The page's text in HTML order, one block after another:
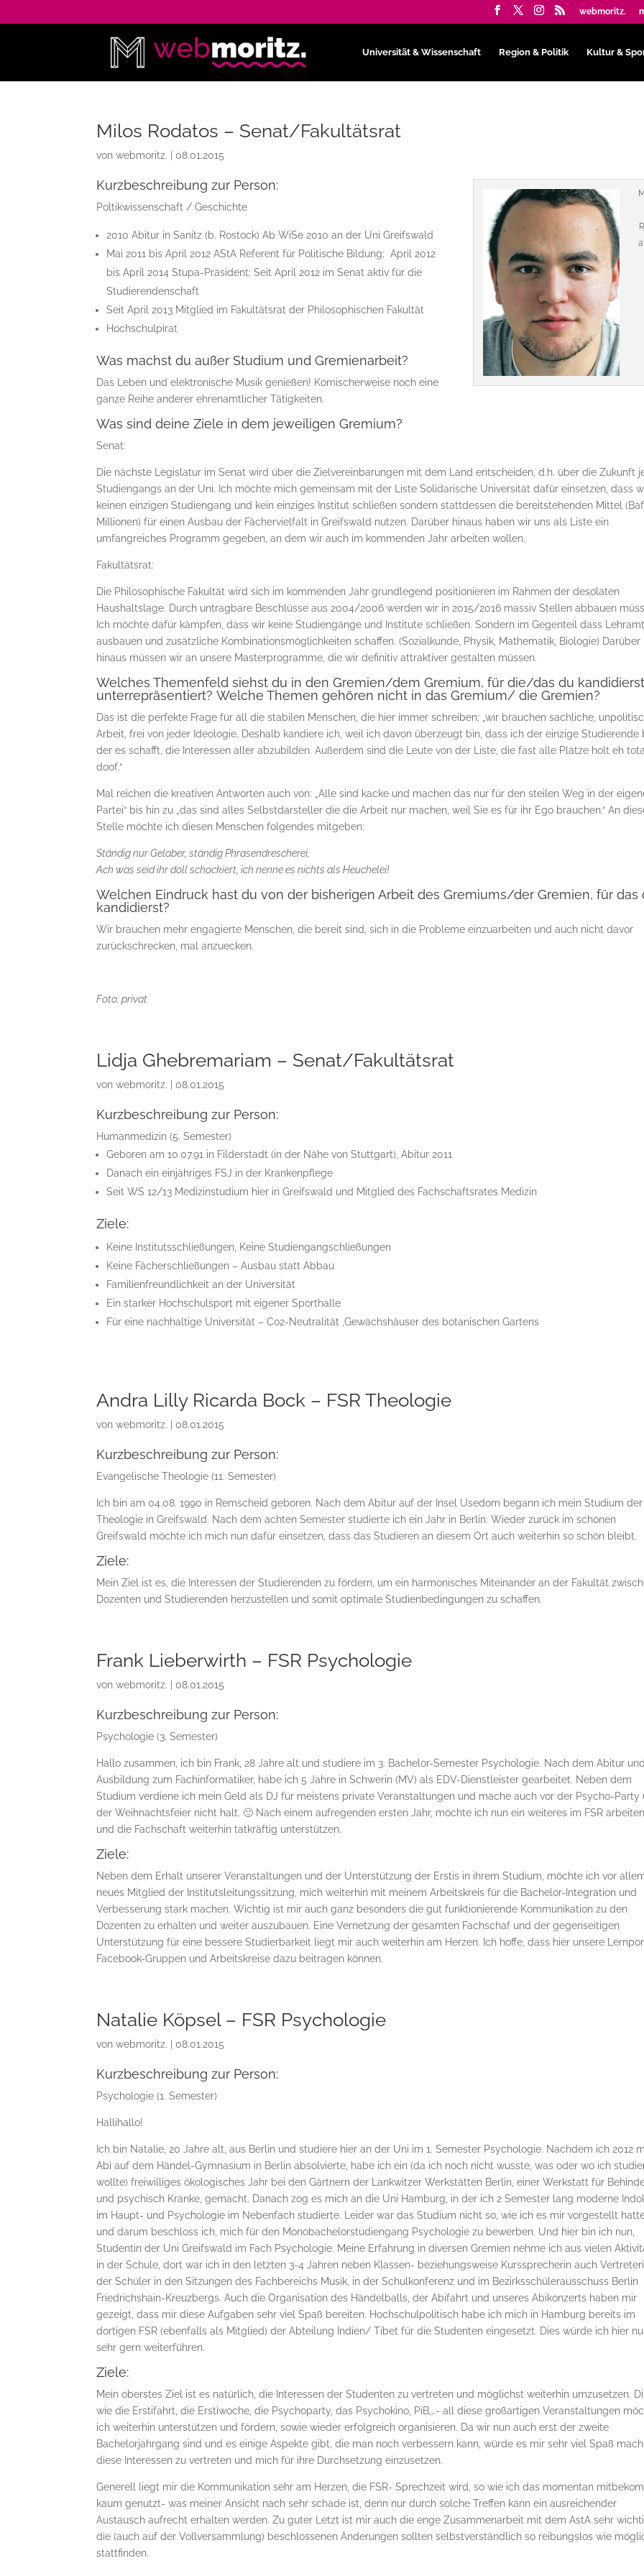
webmoritz.
Universität & Wissenschaft Region & Politik Kultur &
Milos Rodatos – Senat/Fakultätsrat
vonwebmoritz. |08.01.2015
Kurzbeschreibung zur Person:
Poltikwissenschaft / Geschichte
2010 Abitur in Sanitz (b. Rostock) Ab WiSe 2010 an der Uni Greifswald
Mai 2011 bis April 2012 AStA Referent für Politische Bildung; April 2012
bis April 2014 Stupa-Präsident; Seit April 2012 im Senat aktiv für die
Studierendenschaft
Seit April 2013 Mitglied im Fakultätsrat der Philosophischen Fakultät
Hochschulpirat
Was machst du außer Studium und Gremienarbeit?
Das Leben und elektronische Musik genießen! Komischerweise noch eine
ganze Reihe anderer ehrenamtlicher Tätigkeiten.
Was sind deine Ziele in dem jeweiligen Gremium?
Senat:
Die nächste Legislatur im Senat wird über die Zielvereinbarungen mit dem Land entscheiden, d.h. über die Zukunft
Studiengangs an der Uni. Ich möchte mich gemeinsam mit der Liste Solidarische Universität dafür einsetzen, dass
keinen einzigen Studiengang und kein einziges Institut schließen sondern stattdessen die bereitstehenden Mittel
Millionen) für einen Ausbau der Fächervielfalt in Greifswald nutzen. Darüber hinaus haben wir uns als Liste ein
umfangreiches Programm gegeben, an dem wir auch im kommenden Jahr arbeiten wollen.
Fakultätsrat:
Die Philosophische Fakultät wird sich im kommenden Jahr grundlegend positionieren im Rahmen der desolaten
Haushaltslage. Durch untragbare Beschlüsse aus 2004/2006 werden wir in 2015/2016 massiv Stellen abbauen
Ich möchte dafür kämpfen, dass wir keine Studiengänge und Institute schließen. Sondern im Gegenteil dass
ausbauen und zusätzliche Kombinationsmöglichkeiten schaffen. (Sozialkunde, Physik, Mathematik, Biologie) Darüber
hinaus müssen wir an unsere Masterprogramme, die wir definitiv attraktiver gestalten müssen.
Welches Themenfeld siehst du in den Gremien/dem Gremium, für die/das du
unterrepräsentiert? Welche Themen gehören nicht in das Gremium/ die Gremien?
Das ist die perfekte Frage für all die stabilen Menschen, die hier immer schreiben; „wir brauchen sachliche,
Arbeit, frei von jeder Ideologie. Deshalb kandiere ich, weil ich davon überzeugt bin, dass ich der einzige Studierende
der es schafft, die Interessen aller abzubilden. Außerdem sind die Leute von der Liste, die fast alle Plätze holt eh
doof.“
Mal reichen die kreativen Antworten auch von: „Alle sind kacke und machen das nur für den steilen Weg in der
Partei“ bis hin zu „das sind alles Selbstdarsteller die die Arbeit nur machen, weil Sie es für ihr Ego brauchen.“ An
Stelle möchte ich diesen Menschen folgendes mitgeben:
Ständig nur Gelaber, ständig Phrasendrescherei,
Ach was seid ihr doll schockiert, ich nenne es nichts als Heuchelei!
Welchen Eindruck hast du von der bisherigen Arbeit des Gremiums/der Gremien, für das
kandidierst?
Wir brauchen mehr engagierte Menschen, die bereit sind, sich in die Probleme einzuarbeiten und auch nicht davor
zurückschrecken, mal anzuecken.
Foto: privat
Lidja Ghebremariam – Senat/Fakultätsrat
vonwebmoritz. |08.01.2015
Kurzbeschreibung zur Person:
Humanmedizin (5. Semester)
Geboren am 10.07.91 in Filderstadt (in der Nähe von Stuttgart), Abitur 2011
Danach ein einjähriges FSJ in der Krankenpflege
Seit WS 12/13 Medizinstudium hier in Greifswald und Mitglied des Fachschaftsrates Medizin
Ziele:
Keine Institutsschließungen, Keine Studiengangschließungen
Keine Fächerschließungen – Ausbau statt Abbau
Familienfreundlichkeit an der Universität
Ein starker Hochschulsport mit eigener Sporthalle
Für eine nachhaltige Universität – Co2-Neutralität ,Gewächshäuser des botanischen Gartens
Andra Lilly Ricarda Bock – FSR Theologie
vonwebmoritz. |08.01.2015
Kurzbeschreibung zur Person:
Evangelische Theologie (11. Semester)
Ich bin am 04.08. 1990 in Remscheid geboren. Nach dem Abitur auf der Insel Usedom begann ich mein Studium der
Theologie in Greifswald. Nach dem achten Semester studierte ich ein Jahr in Berlin. Wieder zurück im schönen
Greifswald möchte ich mich nun dafür einsetzen, dass das Studieren an diesem Ort auch weiterhin so schön bleibt.
Ziele:
Mein Ziel ist es, die Interessen der Studierenden zu fördern, um ein harmonisches Miteinander an der Fakultät
Dozenten und Studierenden herzustellen und somit optimale Studienbedingungen zu schaffen.
Frank Lieberwirth – FSR Psychologie
vonwebmoritz. |08.01.2015
Kurzbeschreibung zur Person:
Psychologie (3. Semester)
Hallo zusammen, ich bin Frank, 28 Jahre alt und studiere im 3. Bachelor-Semester Psychologie. Nach dem Abitur
Ausbildung zum Fachinformatiker, habe ich 5 Jahre in Schwerin (MV) als EDV-Dienstleister gearbeitet. Neben dem
Studium verdiene ich mein Geld als DJ für meistens private Veranstaltungen und mache auch vor der Psycho-Party
der Weihnachtsfeier nicht halt. 🙂 Nach einem aufregenden ersten Jahr, möchte ich nun ein weiteres im FSR
und die Fachschaft weiterhin tatkräftig unterstützen.
Ziele:
Neben dem Erhalt unserer Veranstaltungen und der Unterstützung der Erstis in ihrem Studium, möchte ich vor
neues Mitglied der Institutsleitungssitzung, mich weiterhin mit meinem Arbeitskreis für die Bachelor-Integration und
Verbesserung stark machen. Wichtig ist mir auch ganz besonders die gut funktionierende Kommunikation zu den
Dozenten zu erhalten und weiter auszubauen. Eine Vernetzung der gesamten Fachschaf und der gegenseitigen
Unterstützung für eine bessere Studierbarkeit liegt mir auch weiterhin am Herzen. Ich hoffe, dass hier unsere
Facebook-Gruppen und Arbeitskreise dazu beitragen können.
Natalie Köpsel – FSR Psychologie
vonwebmoritz. |08.01.2015
Kurzbeschreibung zur Person:
Psychologie (1. Semester)
Hallihallo!
Ich bin Natalie, 20 Jahre alt, aus Berlin und studiere hier an der Uni im 1. Semester Psychologie. Nachdem ich 2012
Abi auf dem Händel-Gymnasium in Berlin absolvierte, habe ich ein (da ich noch nicht wusste, was oder wo ich
wollte) freiwilliges ökologisches Jahr bei den Gärtnern der Lankwitzer Werkstätten Berlin, einer Werkstatt für
und psychisch Kranke, gemacht. Danach zog es mich an die Uni Hamburg, in der ich 2 Semester lang moderne
im Haupt- und Psychologie im Nebenfach studierte. Leider war das Studium nicht so, wie ich es mir vorgestellt
und darum beschloss ich, mich für den Monobachelorstudiengang Psychologie zu bewerben. Und hier bin ich nun,
Studentin der Uni Greifswald im Fach Psychologie. Meine Erfahrung in diversen Gremien nehme ich aus vielen
in der Schule, dort war ich in den letzten 3-4 Jahren neben Klassen- beziehungsweise Kurssprecherin auch
der Schüler in den Sitzungen des Fachbereichs Musik, in der Schulkonferenz und im Bezirksschülerausschuss Berlin
Friedrichshain-Kreuzbergs. Auch die Organisation des Händelballs, der Abifahrt und unseres Abikonzerts haben mir
gezeigt, dass mir diese Aufgaben sehr viel Spaß bereiten. Hochschulpolitisch habe ich mich in Hamburg bereits im
dortigen FSR (ebenfalls als Mitglied) der Abteilung Indien/ Tibet für die Studenten eingesetzt. Dies würde ich hier
sehr gern weiterführen.
Ziele:
Mein oberstes Ziel ist es natürlich, die Interessen der Studenten zu vertreten und möglichst weiterhin umzusetzen.
wie die Erstifahrt, die Erstiwoche, die Psychoparty, das Psychokino, PiB,…- all diese großartigen Veranstaltungen
ich weiterhin unterstützen und fördern, sowie wieder erfolgreich organisieren. Da wir nun auch erst der zweite
Bachelorjahrgang sind und es einige Aspekte gibt, die man noch verbessern kann, würde es mir sehr viel Spaß
diese Interessen zu vertreten und mich für ihre Durchsetzung einzusetzen.
Generell liegt mir die Kommunikation sehr am Herzen, die FSR- Sprechzeit wird, so wie ich das momentan
kaum genutzt- was meiner Ansicht nach sehr schade ist, denn nur durch solche Treffen kann ein ausreichender
Austausch aufrecht erhalten werden. Zu guter Letzt ist mir auch die enge Zusammenarbeit mit dem AstA sehr
die (auch auf der Vollversammlung) beschlossenen Änderungen sollten selbstverständlich so reibungslos wie
stattfinden.